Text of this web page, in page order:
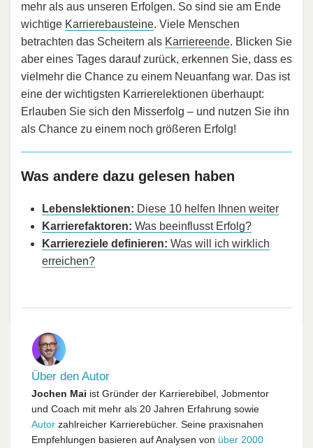
mehr als aus unseren Erfolgen. So sind sie am Ende
wichtige Karrierebausteine. Viele Menschen
betrachten das Scheitern als Karriereende. Blicken Sie
aber eines Tages darauf zurück, erkennen Sie, dass es
vielmehr die Chance zu einem Neuanfang war. Das ist
eine der wichtigsten Karrierelektionen überhaupt:
Erlauben Sie sich den Misserfolg – und nutzen Sie ihn
als Chance zu einem noch größeren Erfolg!
Was andere dazu gelesen haben
Lebenslektionen: Diese 10 helfen Ihnen weiter
Karrierefaktoren: Was beeinflusst Erfolg?
Karriereziele definieren: Was will ich wirklich
erreichen?
Über den Autor
Jochen Mai ist Gründer der Karrierebibel, Jobmentor
und Coach mit mehr als 20 Jahren Erfahrung sowie
Autor zahlreicher Karrierebücher. Seine praxisnahen
Empfehlungen basieren auf Analysen von über 2000